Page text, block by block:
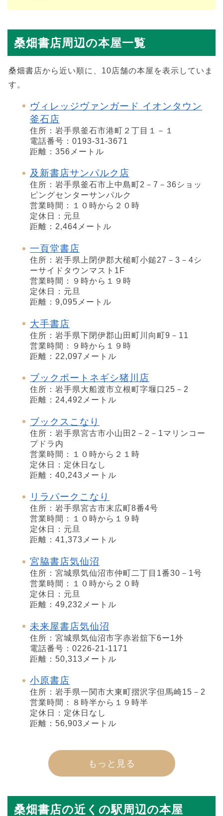
桑畑書店周辺の本屋一覧
桑畑書店から近い順に、10店舗の本屋を表示していま
す。
ヴィレッジヴァンガード イオンタウン
釜石店
住所：岩手県釜石市港町２丁目１－１
電話番号：0193-31-3671
距離：356メートル
及新書店サンパルク店
住所：岩手県釜石市上中島町2－7－36ショッ
ピングセンターサンパルク
営業時間：１０時から２０時
定休日：元旦
距離：2,464メートル
一頁堂書店
住所：岩手県上閉伊郡大槌町小鎚27－3－4シ
ーサイドタウンマスト1F
営業時間：９時から１９時
定休日：元旦
距離：9,095メートル
大手書店
住所：岩手県下閉伊郡山田町川向町9－11
営業時間：９時から１９時
距離：22,097メートル
ブックポートネギシ猪川店
住所：岩手県大船渡市立根町字堰口25－2
距離：24,492メートル
ブックスこなり
住所：岩手県宮古市小山田2－2－1マリンコー
プドラ内
営業時間：１０時から２１時
定休日：定休日なし
距離：40,243メートル
リラパークこなり
住所：岩手県宮古市末広町8番4号
営業時間：１０時から１９時
定休日：元旦
距離：41,373メートル
宮脇書店気仙沼
住所：宮城県気仙沼市仲町二丁目1番30－1号
営業時間：１０時から２０時
定休日：元旦
距離：49,232メートル
未来屋書店気仙沼
住所：宮城県気仙沼市字赤岩舘下6ー1外
電話番号：0226-21-1171
距離：50,313メートル
小原書店
住所：岩手県一関市大東町摺沢字但馬崎15－2
営業時間：８時半から１９時半
定休日：定休日なし
距離：56,903メートル
もっと見る
桑畑書店の近くの駅周辺の本屋